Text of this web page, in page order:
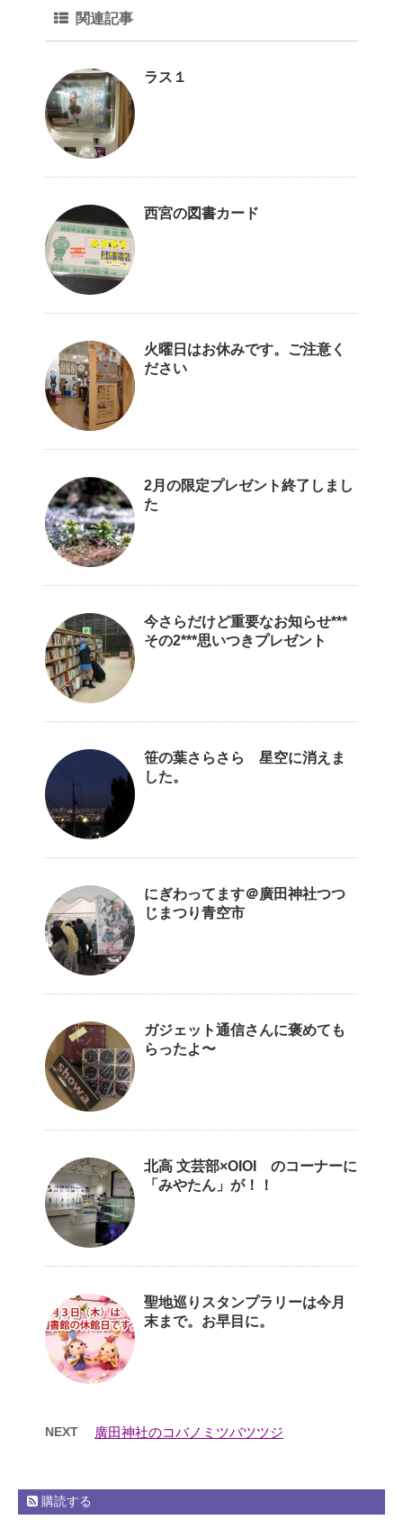
関連記事
ラス１
西宮の図書カード
火曜日はお休みです。ご注意く
ださい
2月の限定プレゼント終了しまし
た
今さらだけど重要なお知らせ***
その2***思いつきプレゼント
笹の葉さらさら 星空に消えま
した。
にぎわってます＠廣田神社つつ
じまつり青空市
ガジェット通信さんに褒めても
らったよ〜
北高 文芸部×OIOI のコーナーに
「みやたん」が！！
聖地巡りスタンプラリーは今月
末まで。お早目に。
NEXT 廣田神社のコバノミツバツツジ
購読する